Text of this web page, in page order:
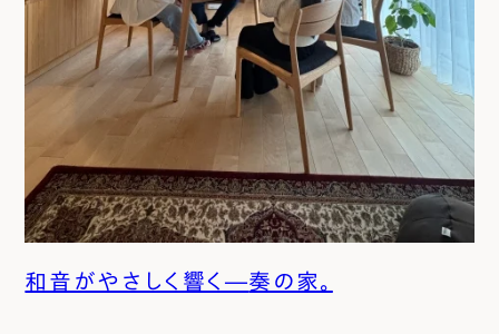
モデルハウスを見る
ファーストプランを試す
和音がやさしく響く―奏の家。